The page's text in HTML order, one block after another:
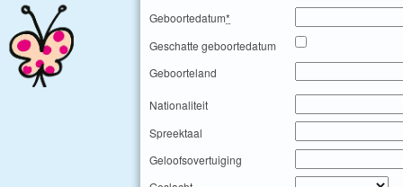
Geboortedatum*
Geschatte geboortedatum
Geboorteland
Nationaliteit
Spreektaal
Geloofsovertuiging